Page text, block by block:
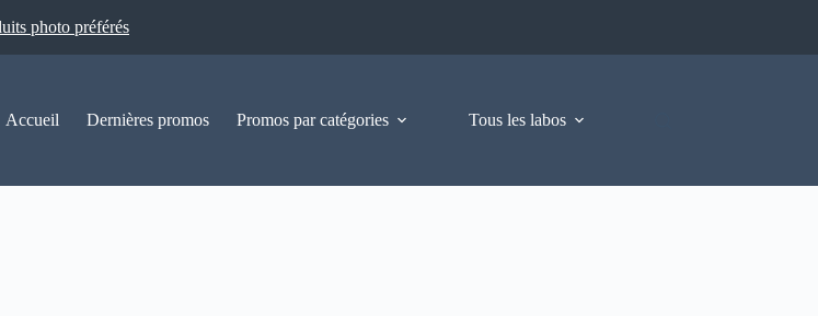
photo préférés
Accueil Dernières promos Promos par catégories Tous les labos